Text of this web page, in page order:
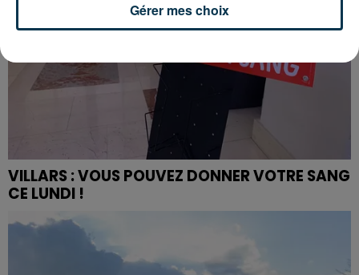
VILLARS : VOUS POUVEZ DONNER VOTRE SANG
CE LUNDI !
Gérer mes choix